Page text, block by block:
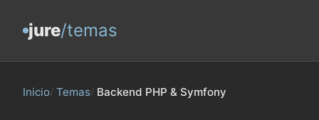
jure/temas
Inicio/ Temas/ Backend PHP & Symfony